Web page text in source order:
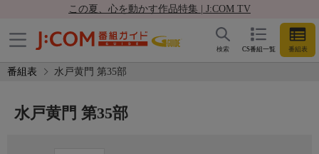
この夏、心を動かす作品特集 | J:COM TV
CS番組一覧 番組表
検索
番組表 水戸黄門 第35部
水戸黄門 第35部